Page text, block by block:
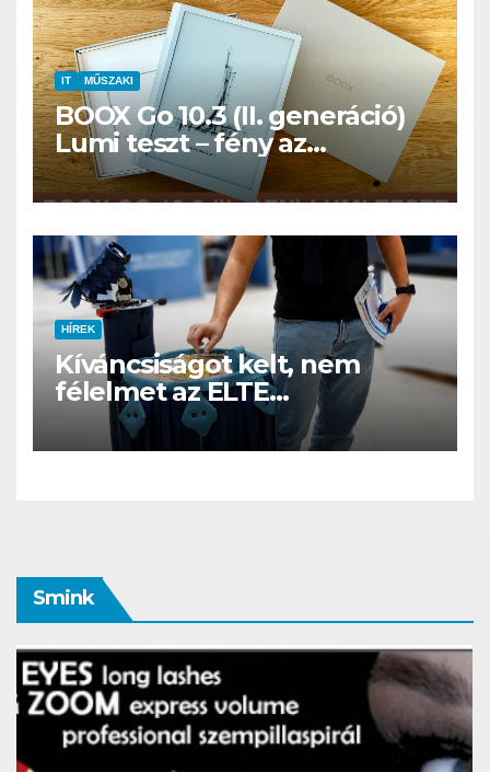
IT MŰSZAKI
BOOX Go 10.3 (II. generáció)
Lumi teszt – fény az
éjszakában, fél könyvtár a
családi csomagban
HÍREK
Kíváncsiságot kelt, nem
félelmet az ELTE
etológusainak felszolgáló
robotja
Smink